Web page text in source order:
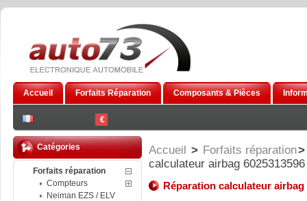
€
Accueil Forfaits Réparation Composants & Pièces
Catégories
Forfaits réparation
Compteurs
Neiman EZS / ELV
Accueil > Forfaits réparation>
calculateur airbag
Réparation calculateur airbag